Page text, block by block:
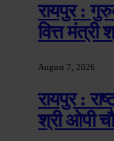
रायपुर :
वित्त मंत्री
August 7, 2026
रायपुर :
श्री ओपी